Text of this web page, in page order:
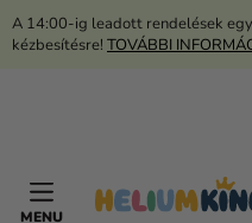
Ugrás
A 14:00-ig leadott rendelések
kézbesítésre! TOVÁBBI